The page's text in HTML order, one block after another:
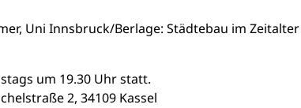
Uni Innsbruck/Berlage: Städtebau im
um 19.30 Uhr statt.
2, 34109 Kassel